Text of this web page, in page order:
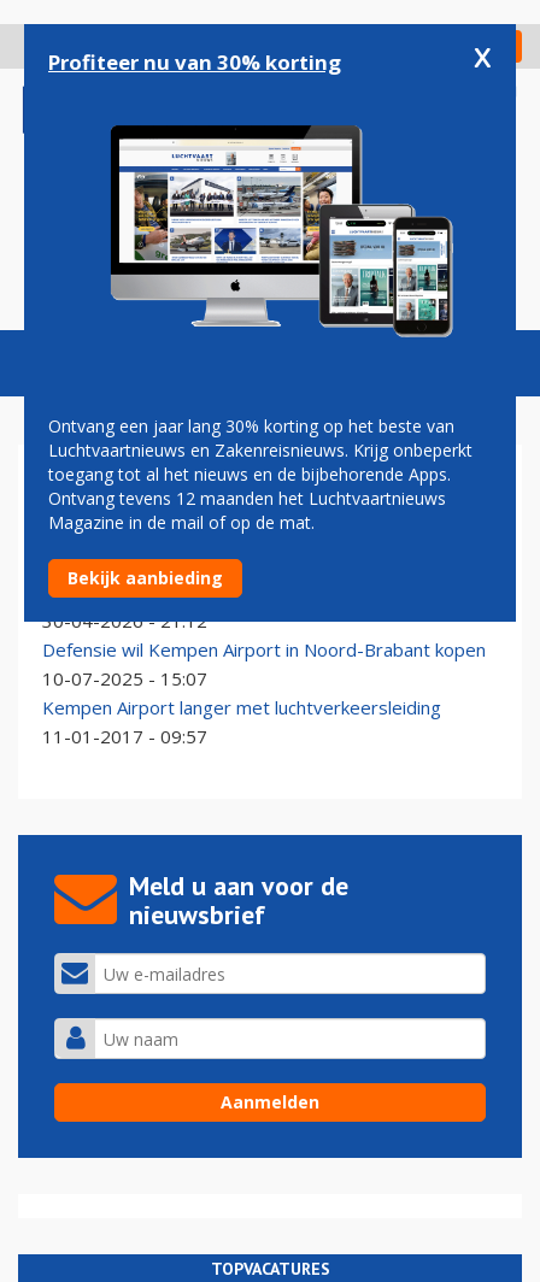
gaan
Check in
Magazine Podcasts Vacatures
KEMPEN AIRPORT
Kempen Airport: wij hebben Defensie gewaarschuwd
voor brandgevaar
30-04-2026 - 21:12
Defensie wil Kempen Airport in Noord-Brabant kopen
10-07-2025 - 15:07
Kempen Airport langer met luchtverkeersleiding
11-01-2017 - 09:57
Meld u aan voor de
nieuwsbrief
TOPVACATURES
Profiteer nu van 30% korting x
Ontvang een jaar lang 30% korting op het beste van
Luchtvaartnieuws en Zakenreisnieuws. Krijg onbeperkt
toegang tot al het nieuws en de bijbehorende Apps.
Ontvang tevens 12 maanden het Luchtvaartnieuws
Magazine in de mail of op de mat.
Bekijk aanbieding